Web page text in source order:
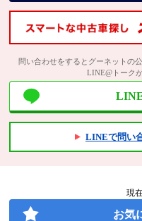
問い合わせをするとグーネットの
LINE@トーク
LINEで問い
現
お気